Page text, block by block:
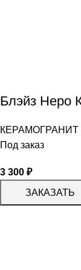
Блэйз Неро
КЕРАМОГРАНИТ
Под заказ
3 300 ₽
ЗАКАЗАТЬ